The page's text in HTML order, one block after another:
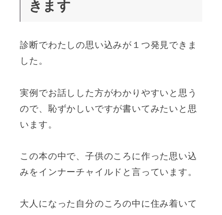
きます
診断でわたしの思い込みが１つ発見できま
した。
実例でお話しした方がわかりやすいと思う
ので、恥ずかしいですが書いてみたいと思
います。
この本の中で、子供のころに作った思い込
みをインナーチャイルドと言っています。
大人になった自分のころの中に住み着いて